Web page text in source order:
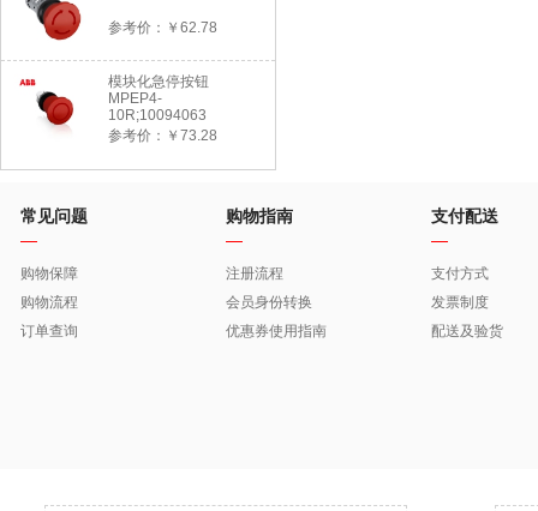
参考价：￥62.78
模块化急停按钮
MPEP4-
10R;10094063
参考价：￥73.28
常见问题
购物保障
购物流程
订单查询
购物指南
注册流程
会员身份转换
优惠券使用指南
支付配送
支付方式
发票制度
配送及验货